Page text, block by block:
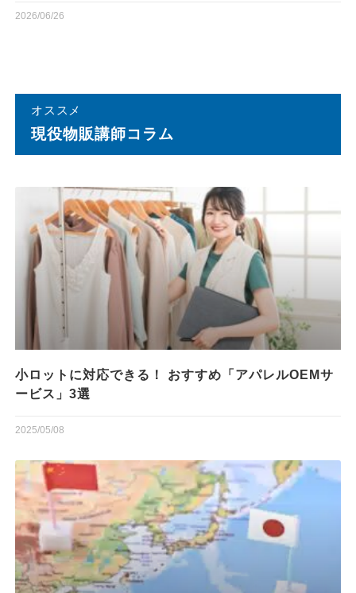
2026/06/26
オススメ
現役物販講師コラム
小ロットに対応できる！ おすすめ「アパレルOEMサ
ービス」3選
2025/05/08